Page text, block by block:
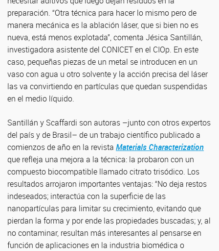
preparación. “Otra técnica para hacer lo mismo pero de
manera mecánica es la ablación láser, que si bien no es
nueva, está menos explotada”, comenta Jésica Santillán,
investigadora asistente del CONICET en el CIOp. En este
caso, pequeñas piezas de un metal se introducen en un
vaso con agua u otro solvente y la acción precisa del láser
las va convirtiendo en partículas que quedan suspendidas
en el medio líquido.
Santillán y Scaffardi son autoras –junto con otros expertos
del país y de Brasil– de un trabajo científico publicado a
comienzos de año en la revista Materials Characterization
que refleja una mejora a la técnica: la probaron con un
compuesto biocompatible llamado citrato trisódico. Los
resultados arrojaron importantes ventajas: “No deja restos
indeseados; interactúa con la superficie de las
nanopartículas para limitar su crecimiento, evitando que
pierdan la forma y por ende las propiedades buscadas; y, al
no contaminar, resultan más interesantes al pensarse en
función de aplicaciones en la industria biomédica o